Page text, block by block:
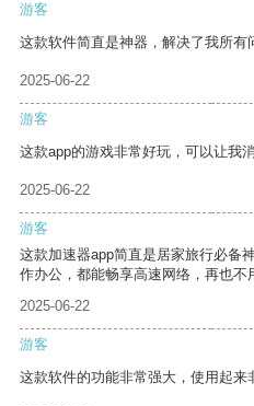
游客
这款软件简直是神器，解决了我所有
2025-06-22
游客
这款app的游戏非常好玩，可以让我消
2025-06-22
游客
这款加速器app简直是居家旅行必备
作办公，都能畅享高速网络，再也不
2025-06-22
游客
这款软件的功能非常强大，使用起来